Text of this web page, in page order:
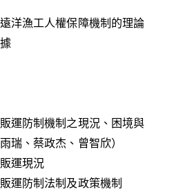
洋漁工人權保障機制的理論
運防制機制之現況、困境與
瑞、蔡政杰、曾智欣）
運現況
運防制法制及政策機制